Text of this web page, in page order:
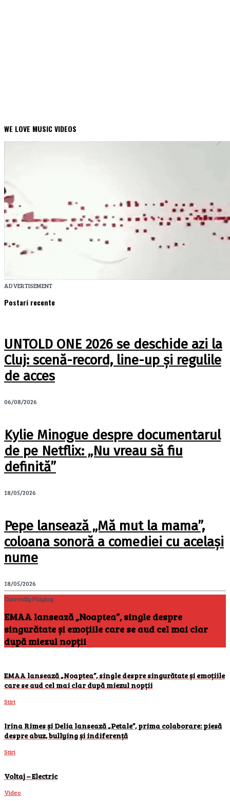
WE LOVE MUSIC VIDEOS
ADVERTISEMENT
Postari recente
UNTOLD ONE 2026 se deschide azi la
Cluj: scenă-record, line-up și regulile
de acces
06/08/2026
Kylie Minogue despre documentarul
de pe Netflix: „Nu vreau să fiu
definită”
18/05/2026
Pepe lansează „Mă mut la mama”,
coloana sonoră a comediei cu același
nume
18/05/2026
Currently Playing
EMAA lansează „Noaptea”, single despre
singurătate și emoțiile care se aud cel mai clar
după miezul nopții
EMAA lansează „Noaptea”, single despre singurătate și emoțiile
care se aud cel mai clar după miezul nopții
Stiri
Irina Rimes și Delia lansează „Petale”, prima colaborare: piesă
despre abuz, bullying și indiferență
Stiri
Voltaj – Electric
Video